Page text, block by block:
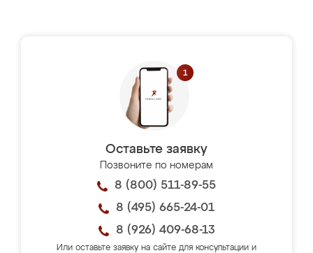
Оставьте заявку
Позвоните по номерам
8 (800) 511-89-55
8 (495) 665-24-01
8 (926) 409-68-13
Или оставьте заявку на сайте для консультации и